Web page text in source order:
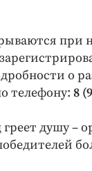
при
о
телефону: 8
душу –